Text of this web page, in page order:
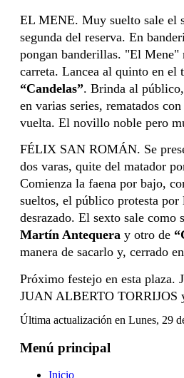
EL MENE. Muy suelto sale el
segunda del reserva. En
pongan banderillas. "El Mene"
“Candelas”. Brinda al
en varias series, rematados
vuelta. El novillo noble pero
FÉLIX SAN ROMÁN. Se
dos varas, quite del matador
Comienza la faena por bajo,
sueltos, el público protesta
Martín Antequera y otro de
manera de sacarlo y, cerrado
Próximo festejo en esta
JUAN ALBERTO TORRIJOS
Última actualización en Lunes, 29
Menú principal
Inicio